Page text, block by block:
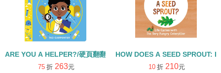
ARE YOU A HELPER?/硬頁翻翻書
75 折 263元
HOW DOES A SEED SPROUT:
10 折 210元